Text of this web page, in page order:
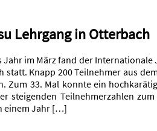
Lehrgang in Otterbach
Jahr im März fand der Internationale
statt. Knapp 200 Teilnehmer aus
Zum 33. Mal konnte ein
steigenden Teilnehmerzahlen
einem Jahr […]